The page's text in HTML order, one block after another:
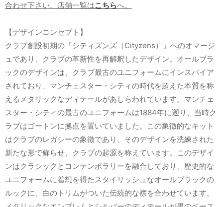
合わせ下さい。店舗一覧はこちらへ。
【デザインコンセプト】
クラブ創設初期の「シティズンズ（Cityzens）」へのオマージ
ュであり、クラブの革新性を再解釈したデザイン。オールブラ
ックのデザインは、クラブ最古のユニフォームにインスパイア
されており、マンチェスター・シティの時代を超えた本質を称
えるメタリックなディテールがあしらわれています。マンチェ
スター・シティの最古のユニフォームは1884年に遡り、当時ク
ラブはゴートンに拠点を置いていました。この象徴的なキット
はクラブのレガシーの象徴であり、そのデザインを洗練された
新たな形で蘇らせ、クラブの起源を称えています。このデザイ
ンはクラシックとコンテンポラリーを融合しており、歴史的な
ユニフォームに着想を得たスタイリッシュなオールブラックの
ルックに、白のトリムがついた伝統的な襟を合わせています。